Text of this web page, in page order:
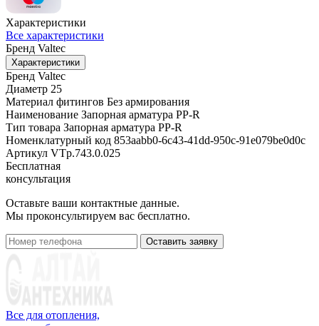
Характеристики
Все характеристики
Бренд Valtec
Характеристики
Бренд Valtec
Диаметр 25
Материал фитингов Без армирования
Наименование Запорная арматура PP-R
Тип товара Запорная арматура PP-R
Номенклатурный код 853aabb0-6c43-41dd-950c-91e079be0d0c
Артикул VTp.743.0.025
Бесплатная
консультация
Оставьте ваши контактные данные.
Мы проконсультируем вас бесплатно.
Оставить заявку
Все для отопления,